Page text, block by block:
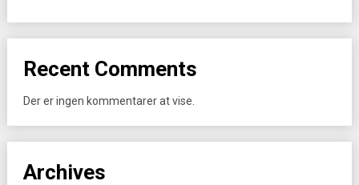
Recent Comments
Der er ingen kommentarer at vise.
Archives